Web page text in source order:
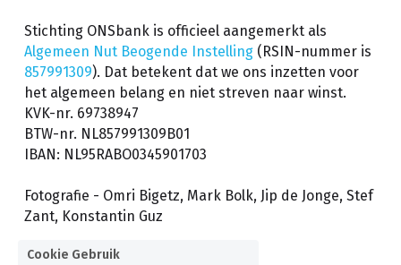
Algemeen Nut Beogende Instelling
857991309). Dat betekent dat we ons inzetten voor
het algemeen belang en niet streven naar winst.
KVK-nr. 69738947
BTW-nr. NL857991309B01
IBAN: NL95RABO0345901703
Fotografie - Omri Bigetz, Mark Bolk, Jip de Jonge, Stef
Zant, Konstantin Guz
© Stichting ONSbank
Cookie Gebruik